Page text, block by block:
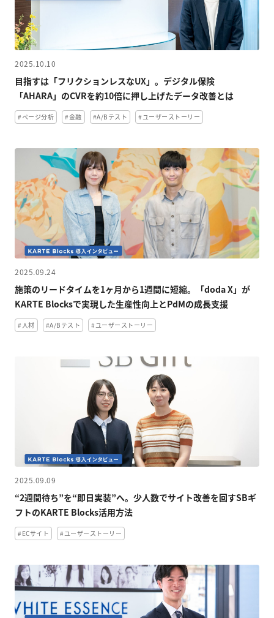
2025.10.10
目指すは「フリクションレスなUX」。デジタル保険
「AHARA」のCVRを約10倍に押し上げたデータ改善とは
#ページ分析 #金融 #A/Bテスト #ユーザーストーリー
2025.09.24
施策のリードタイムを1ヶ月から1週間に短縮。「doda X」が
KARTE Blocksで実現した生産性向上とPdMの成長支援
#人材 #A/Bテスト #ユーザーストーリー
2025.09.09
“2週間待ち”を“即日実装”へ。少人数でサイト改善を回すSBギ
フトのKARTE Blocks活用方法
#ECサイト #ユーザーストーリー